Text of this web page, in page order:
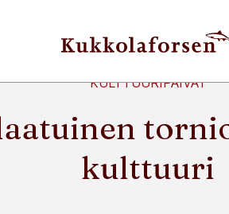
KULTTUURIPÄIVÄT
kulttuuri